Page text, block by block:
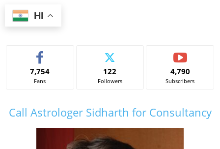
HI
7,754
Fans
122
Followers
4,790
Subscribers
Call Astrologer Sidharth for Consultancy